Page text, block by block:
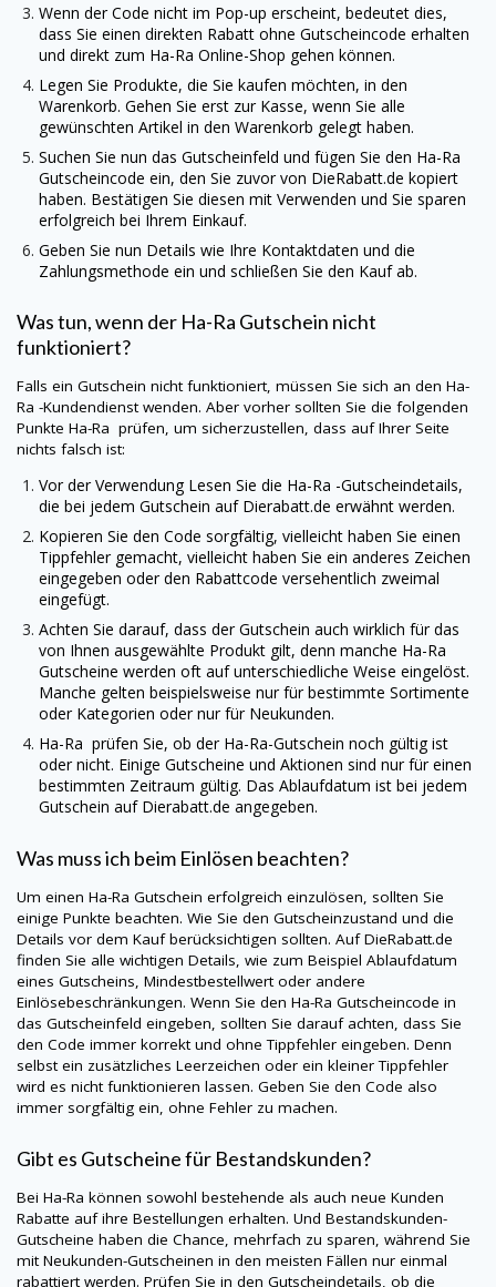
Wenn der Code nicht im Pop-up erscheint, bedeutet dies,
dass Sie einen direkten Rabatt ohne Gutscheincode erhalten
und direkt zum Ha-Ra Online-Shop gehen können.
Legen Sie Produkte, die Sie kaufen möchten, in den
Warenkorb. Gehen Sie erst zur Kasse, wenn Sie alle
gewünschten Artikel in den Warenkorb gelegt haben.
Suchen Sie nun das Gutscheinfeld und fügen Sie den Ha-Ra
Gutscheincode ein, den Sie zuvor von DieRabatt.de kopiert
haben. Bestätigen Sie diesen mit Verwenden und Sie sparen
erfolgreich bei Ihrem Einkauf.
Geben Sie nun Details wie Ihre Kontaktdaten und die
Zahlungsmethode ein und schließen Sie den Kauf ab.
Was tun, wenn der Ha-Ra Gutschein nicht
funktioniert?
Falls ein Gutschein nicht funktioniert, müssen Sie sich an den Ha-
Ra -Kundendienst wenden. Aber vorher sollten Sie die folgenden
Punkte Ha-Ra prüfen, um sicherzustellen, dass auf Ihrer Seite
nichts falsch ist:
Vor der Verwendung Lesen Sie die Ha-Ra -Gutscheindetails,
die bei jedem Gutschein auf Dierabatt.de erwähnt werden.
Kopieren Sie den Code sorgfältig, vielleicht haben Sie einen
Tippfehler gemacht, vielleicht haben Sie ein anderes Zeichen
eingegeben oder den Rabattcode versehentlich zweimal
eingefügt.
Achten Sie darauf, dass der Gutschein auch wirklich für das
von Ihnen ausgewählte Produkt gilt, denn manche Ha-Ra
Gutscheine werden oft auf unterschiedliche Weise eingelöst.
Manche gelten beispielsweise nur für bestimmte Sortimente
oder Kategorien oder nur für Neukunden.
Ha-Ra prüfen Sie, ob der Ha-Ra-Gutschein noch gültig ist
oder nicht. Einige Gutscheine und Aktionen sind nur für einen
bestimmten Zeitraum gültig. Das Ablaufdatum ist bei jedem
Gutschein auf Dierabatt.de angegeben.
Was muss ich beim Einlösen beachten?
Um einen Ha-Ra Gutschein erfolgreich einzulösen, sollten Sie
einige Punkte beachten. Wie Sie den Gutscheinzustand und die
Details vor dem Kauf berücksichtigen sollten. AufDieRabatt.de
finden Sie alle wichtigen Details, wie zum Beispiel Ablaufdatum
eines Gutscheins, Mindestbestellwert oder andere
Einlösebeschränkungen. Wenn Sie den Ha-Ra Gutscheincode in
das Gutscheinfeld eingeben, sollten Sie darauf achten, dass Sie
den Code immer korrekt und ohne Tippfehler eingeben. Denn
selbst ein zusätzliches Leerzeichen oder ein kleiner Tippfehler
wird es nicht funktionieren lassen. Geben Sie den Code also
immer sorgfältig ein, ohne Fehler zu machen.
Gibt es Gutscheine für Bestandskunden?
Bei Ha-Ra können sowohl bestehende als auch neue Kunden
Rabatte auf ihre Bestellungen erhalten. Und Bestandskunden-
Gutscheine haben die Chance, mehrfach zu sparen, während Sie
mit Neukunden-Gutscheinen in den meisten Fällen nur einmal
rabattiert werden. Prüfen Sie in den Gutscheindetails, ob die